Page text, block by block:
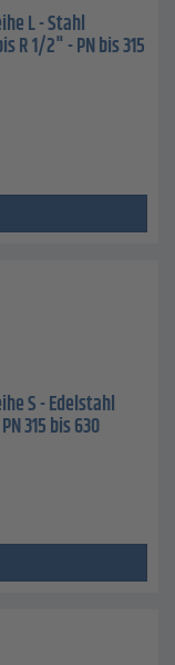
L - Stahl
R 1/2" - PN bis 315
S - Edelstahl
315 bis 630